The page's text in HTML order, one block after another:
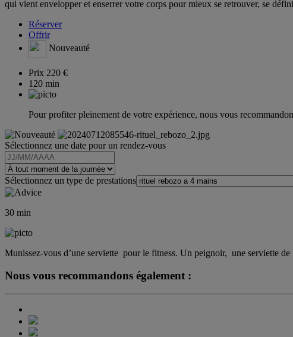
qui vient envelopper et enserrer votre corps pour mieux se retrouver, se
Réserver
Offrir
Nouveauté
Prix 220 €
120 min
Pour profiter pleinement de votre expérience, nous vous
Sélectionnez une date pour un rendez-vous
Sélectionnez un type de prestations
30 min
Munissez-vous d’une serviette ​ pour le fitness. Un peignoir, ​ une serviette
Nous vous recommandons également :